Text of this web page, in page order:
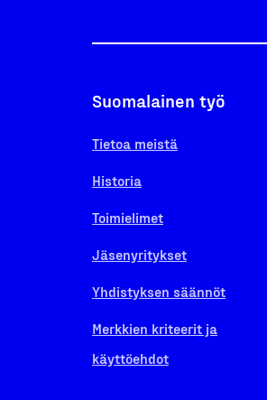
Suomalainen työ
Tietoa meistä
Historia
Toimielimet
Jäsenyritykset
Yhdistyksen säännöt
Merkkien kriteerit ja
käyttöehdot